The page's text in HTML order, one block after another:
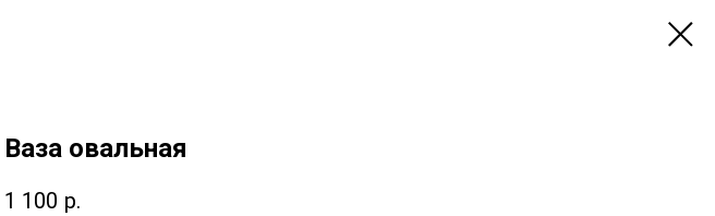
Ваза овальная
1 100 р.